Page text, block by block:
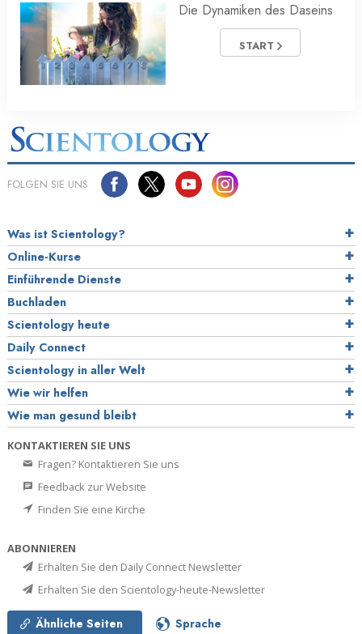
Die Dynamiken des Daseins
START
FOLGEN SIE UNS
Was ist Scientology?
Online-Kurse
Einführende Dienste
Buchladen
Scientology heute
Daily Connect
Scientology in aller Welt
Wie wir helfen
Wie man gesund bleibt
KONTAKTIEREN SIE UNS
Fragen? Kontaktieren Sie uns
Feedback zur Website
Finden Sie eine Kirche
ABONNIEREN
Erhalten Sie den Daily Connect Newsletter
Erhalten Sie den Scientology-heute-Newsletter
Ähnliche Seiten Sprache